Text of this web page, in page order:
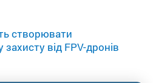
створювати
від FPV-дронів